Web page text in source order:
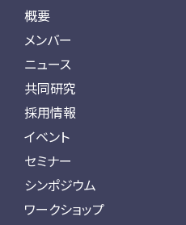
概要
メンバー
ニュース
共同研究
採用情報
イベント
セミナー
シンポジウム
ワークショップ